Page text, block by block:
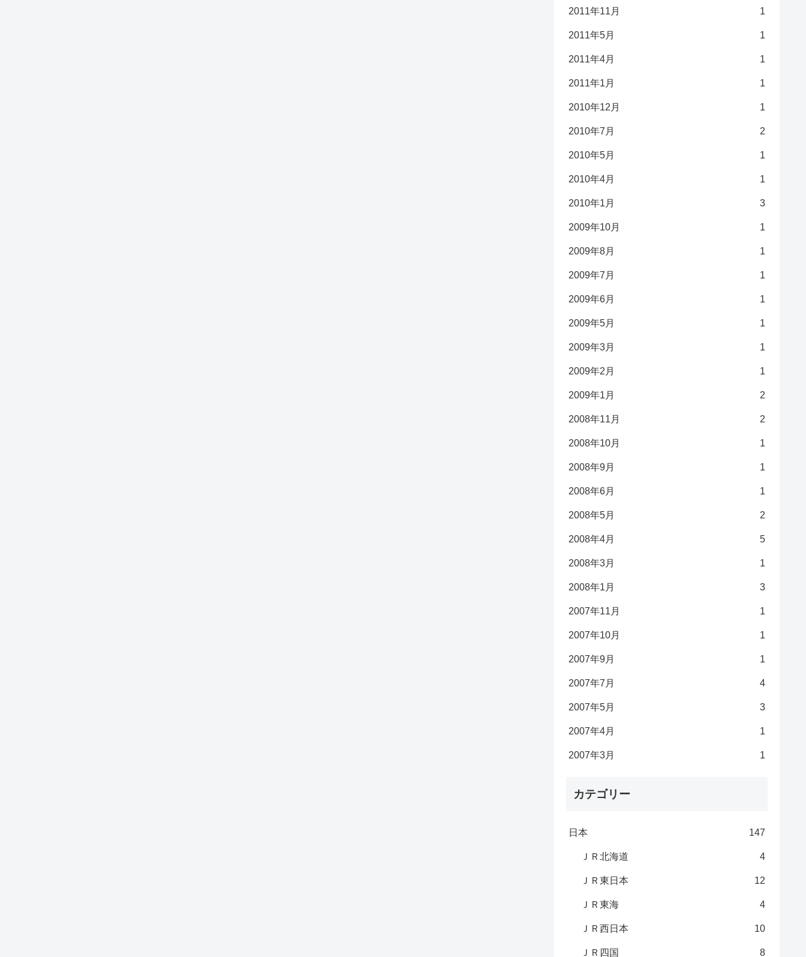
2011年11月 1
2011年5月 1
2011年4月 1
2011年1月 1
2010年12月 1
2010年7月 2
2010年5月 1
2010年4月 1
2010年1月 3
2009年10月 1
2009年8月 1
2009年7月 1
2009年6月 1
2009年5月 1
2009年3月 1
2009年2月 1
2009年1月 2
2008年11月 2
2008年10月 1
2008年9月 1
2008年6月 1
2008年5月 2
2008年4月 5
2008年3月 1
2008年1月 3
2007年11月 1
2007年10月 1
2007年9月 1
2007年7月 4
2007年5月 3
2007年4月 1
2007年3月 1
カテゴリー
日本 147
ＪＲ北海道 4
ＪＲ東日本 12
ＪＲ東海 4
ＪＲ西日本 10
ＪＲ四国 8